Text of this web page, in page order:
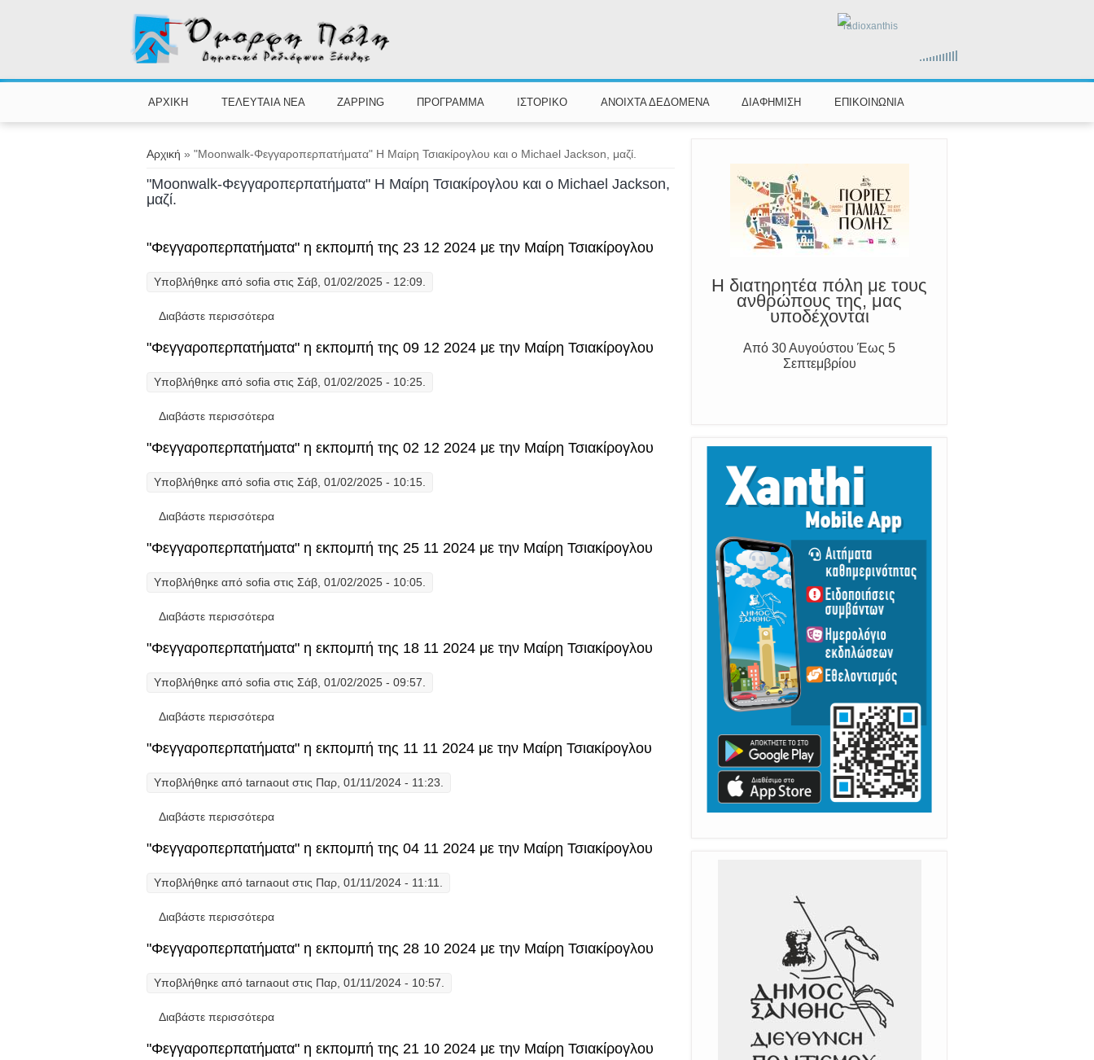
radioxanthis
ΑΡΧΙΚΗ ΤΕΛΕΥΤΑΙΑ ΝΕΑ ZAPPING ΠΡΟΓΡΑΜΜΑ ΙΣΤΟΡΙΚΟ ΑΝΟΙΧΤΑ ΔΕΔΟΜΕΝΑ ΔΙΑΦΗΜΙΣΗ ΕΠΙΚΟΙΝΩΝΙΑ
Είστε εδώ
Αρχική » "Moonwalk-Φεγγαροπερπατήματα" Η Μαίρη Τσιακίρογλου και ο Michael Jackson, μαζί.
"Moonwalk-Φεγγαροπερπατήματα" Η Μαίρη Τσιακίρογλου και ο Michael Jackson,
μαζί.
"Φεγγαροπερπατήματα" η εκπομπή της 23 12 2024 με την Μαίρη Τσιακίρογλου
Υποβλήθηκε από sofia στις Σάβ, 01/02/2025 - 12:09.
Διαβάστε περισσότερα
"Φεγγαροπερπατήματα" η εκπομπή της 09 12 2024 με την Μαίρη Τσιακίρογλου
Υποβλήθηκε από sofia στις Σάβ, 01/02/2025 - 10:25.
Διαβάστε περισσότερα
"Φεγγαροπερπατήματα" η εκπομπή της 02 12 2024 με την Μαίρη Τσιακίρογλου
Υποβλήθηκε από sofia στις Σάβ, 01/02/2025 - 10:15.
Διαβάστε περισσότερα
"Φεγγαροπερπατήματα" η εκπομπή της 25 11 2024 με την Μαίρη Τσιακίρογλου
Υποβλήθηκε από sofia στις Σάβ, 01/02/2025 - 10:05.
Διαβάστε περισσότερα
"Φεγγαροπερπατήματα" η εκπομπή της 18 11 2024 με την Μαίρη Τσιακίρογλου
Υποβλήθηκε από sofia στις Σάβ, 01/02/2025 - 09:57.
Διαβάστε περισσότερα
"Φεγγαροπερπατήματα" η εκπομπή της 11 11 2024 με την Μαίρη Τσιακίρογλου
Υποβλήθηκε από tarnaout στις Παρ, 01/11/2024 - 11:23.
Διαβάστε περισσότερα
"Φεγγαροπερπατήματα" η εκπομπή της 04 11 2024 με την Μαίρη Τσιακίρογλου
Υποβλήθηκε από tarnaout στις Παρ, 01/11/2024 - 11:11.
Διαβάστε περισσότερα
"Φεγγαροπερπατήματα" η εκπομπή της 28 10 2024 με την Μαίρη Τσιακίρογλου
Υποβλήθηκε από tarnaout στις Παρ, 01/11/2024 - 10:57.
Διαβάστε περισσότερα
"Φεγγαροπερπατήματα" η εκπομπή της 21 10 2024 με την Μαίρη Τσιακίρογλου
Η διατηρητέα πόλη με τους
ανθρώπους της, μας
υποδέχονται
Από 30 Αυγούστου Έως 5
Σεπτεμβρίου